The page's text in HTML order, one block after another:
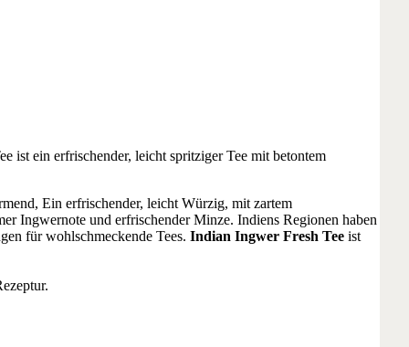
ist ein erfrischender, leicht spritziger Tee mit betontem
Ein erfrischender, leicht Würzig, mit zartem
Ingwernote und erfrischender Minze. Indiens Regionen haben
für wohlschmeckende Tees. Indian Ingwer Fresh Tee ist